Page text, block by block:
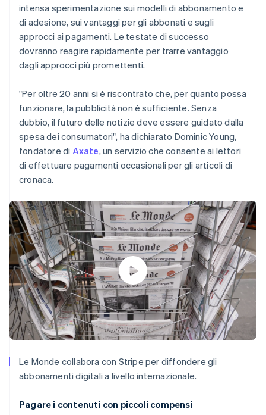
intensa sperimentazione sui modelli di abbonamento e
di adesione, sui vantaggi per gli abbonati e sugli
approcci ai pagamenti. Le testate di successo
dovranno reagire rapidamente per trarre vantaggio
dagli approcci più promettenti.
"Per oltre 20 anni si è riscontrato che, per quanto possa
funzionare, la pubblicità non è sufficiente. Senza
dubbio, il futuro delle notizie deve essere guidato dalla
spesa dei consumatori", ha dichiarato Dominic Young,
fondatore di Axate, un servizio che consente ai lettori
di effettuare pagamenti occasionali per gli articoli di
cronaca.
Le Monde collabora con Stripe per diffondere gli
abbonamenti digitali a livello internazionale.
Pagare i contenuti con piccoli compensi